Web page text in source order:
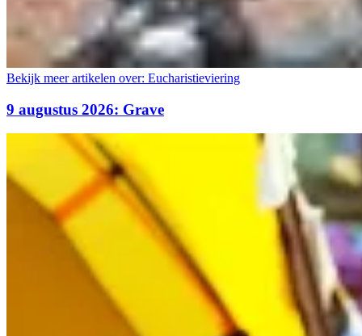
Bekijk meer artikelen over: Eucharistieviering
9 augustus 2026: Grave